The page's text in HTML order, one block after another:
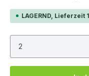
LAGERND, Lieferzeit
Produkt Anzahl: